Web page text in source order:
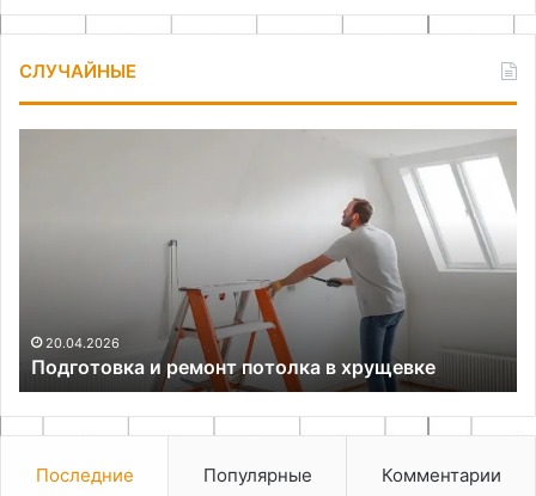
СЛУЧАЙНЫЕ
20.04.2026
Подготовка и ремонт потолка в хрущевке
Последние Популярные Комментарии